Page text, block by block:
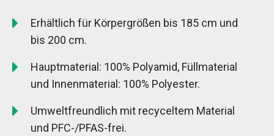
Erhältlich für Körpergrößen bis 185 cm und
bis 200 cm.
Hauptmaterial: 100% Polyamid, Füllmaterial
und Innenmaterial: 100% Polyester.
Umweltfreundlich mit recyceltem Material
und PFC-/PFAS-frei.